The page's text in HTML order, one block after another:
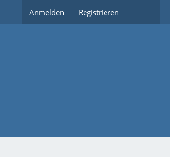
Anmelden Registrieren